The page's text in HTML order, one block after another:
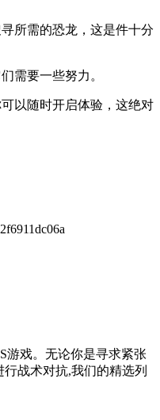
所需的恐龙，这是件十分
需要一些努力。
以随时开启体验，这绝对
游戏。无论你是寻求紧张
战术对抗,我们的精选列